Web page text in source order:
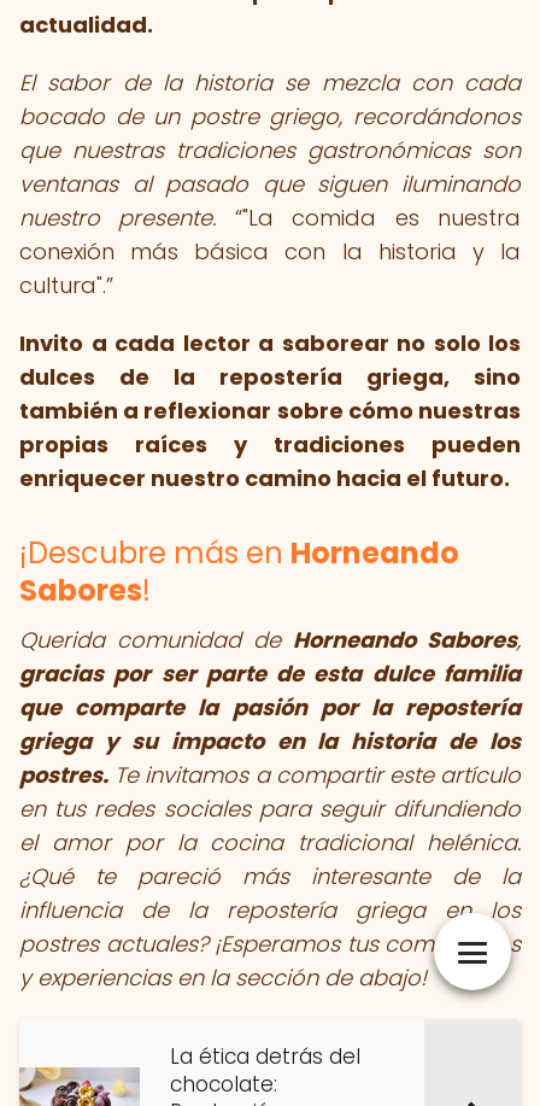
actualidad.
El sabor de la historia se mezcla con cada
bocado de un postre griego, recordándonos
que nuestras tradiciones gastronómicas son
ventanas al pasado que siguen iluminando
nuestro presente.
"La comida es nuestra
conexión más básica con la historia y la
cultura".
Invito a cada lector a saborear no solo los
dulces de la repostería griega, sino
también a reflexionar sobre cómo nuestras
propias raíces y tradiciones pueden
enriquecer nuestro camino hacia el futuro.
¡Descubre más en Horneando
Sabores!
Querida comunidad de Horneando Sabores,
gracias por ser parte de esta dulce familia
que comparte la pasión por la repostería
griega y su impacto en la historia de los
postres. Te invitamos a compartir este artículo
en tus redes sociales para seguir difundiendo
el amor por la cocina tradicional helénica.
¿Qué te pareció más interesante de la
influencia de la repostería griega en los
postres actuales? ¡Esperamos tus comentarios
y experiencias en la sección de abajo!
La ética detrás del
chocolate: